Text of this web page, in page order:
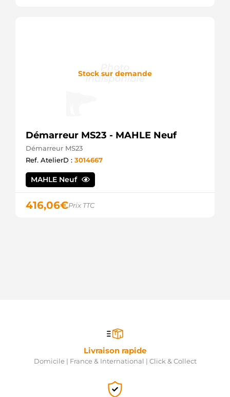
Stock sur demande
Démarreur MS23 - MAHLE Neuf
Démarreur MS23
Ref. AtelierD : 3014667
MAHLE Neuf
416,06€Prix TTC
Livraison rapide
Domicile | France & International | Click & Collect